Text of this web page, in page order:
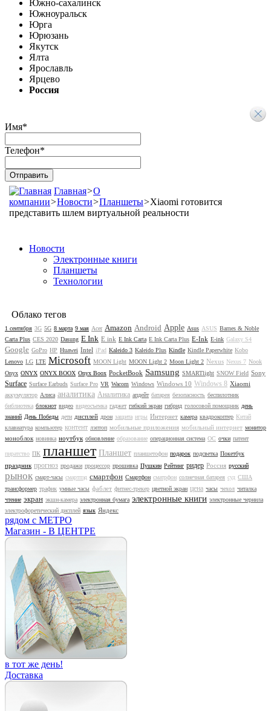
Южно-сахалинск
Южноуральск
Юрга
Юрюзань
Якутск
Ялта
Ярославль
Ярцево
Россия
Имя*
Телефон*
Главная>О
компании>Новости>Планшеты>Xiaomi готовится
представить шлем виртуальной реальности
Новости
Электронные книги
Планшеты
Технологии
Облако тегов
1 сентября 3G 5G 8 марта 9 мая Acer Amazon Android Apple Asus ASUS Barnes & Noble
Carta Plus CES 2020 Dasung E Ink E ink E Ink Carta E Ink Carta Plus E-Ink E-ink Galaxy S4
Google GoPro HP Huawei Intel iPad Kaleido 3 Kaleido Plus Kindle Kindle Paperwhite Kobo
Lenovo LG LTE Microsoft MOON Light MOON Light 2 Moon Light 2 Nexus Nexus 7 Nook
Onyx ONYX ONYX BOOX Onyx Boox PocketBook Samsung SMARTlight SNOW Field Sony
Surface Surface Earbuds Surface Pro VR Wacom Windows Windows 10 Windows 8 Xiaomi
аккумулятор Алиса аналитика Аналитика апдейт батарея безопасность беспилотник
библиотека блокнот видео видеосъемка гаджет гибкий экран гибрид голосовой помощник день
знаний День Победы дети дисплей дрон защита игры Интернет камера квадрокоптер Китай
клавиатура компьютер контент лэптоп мобильные приложения мобильный интернет монитор
моноблок новинка ноутбук обновление образование операционная система ОС очки патент
пиратство ПК планшет Планшет планшетофон подарок подсветка Покетбук
праздник прогноз продажи процессор прошивка Пушкин Рейтинг ридер Россия русский
рынок смарт-часы смартпэд смартфон Смартфон сматрфон солнечная батарея суд США
трансформер трафик умные часы фаблет фитнес-трекер цветной экран цена часы чехол читалка
чтение экран экшн-камера электронная бумага электронные книги электронные чернила
электрофоретический дисплей язык Яндекс
рядом с МЕТРО
Магазин - В ЦЕНТРЕ
в тот же день!
Доставка